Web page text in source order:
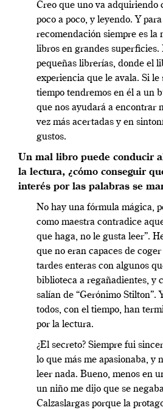
Creo que uno va adquiriendo
poco a poco, y leyendo. Y
recomendación siempre es la
libros en grandes superficies.
pequeñas librerías, donde el
experiencia que le avala. Si le
tiempo tendremos en él a un
que nos ayudará a encontrar
vez más acertadas y en
gustos.
Un mal libro puede conducir
la lectura, ¿cómo conseguir
interés por las palabras se
No hay una fórmula mágica,
como maestra contradice
que haga, no le gusta leer”.
que no eran capaces de
tardes enteras con algunos
biblioteca a regañadientes, y
salían de “Gerónimo Stilton”.
todos, con el tiempo, han
por la lectura.
¿El secreto? Siempre fui
lo que más me apasionaba, y
leer nada. Bueno, menos en
un niño me dijo que se
Calzaslargas porque la